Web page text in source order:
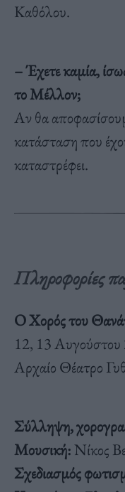
Καθόλου.
– Έχετε καμία,
το Μέλλον;
Αν θα
κατάσταση που
καταστρέφει.
Πληροφορίες
Ο Χορός του
12, 13
Αρχαίο Θέατρο
Σύλληψη,
Μουσική:Νίκος
Σχεδιασμός